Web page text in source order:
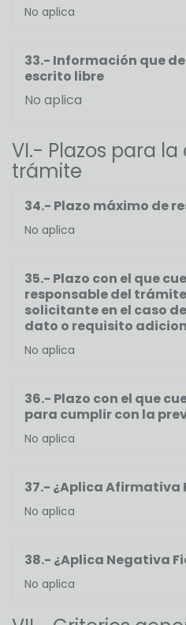
No aplica
33.- Información que
escrito libre
No aplica
VI.- Plazos para
trámite
34.- Plazo máximo de
No aplica
35.- Plazo con el que
responsable del
solicitante en el caso
dato o requisito
No aplica
36.- Plazo con el que
para cumplir con la
No aplica
37.- ¿Aplica Afirmativa
No aplica
38.- ¿Aplica Negativa
No aplica